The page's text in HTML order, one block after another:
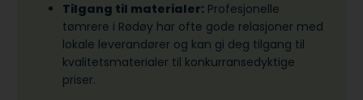
Tilgang til materialer: Profesjonelle
tømrere i Rødøy har ofte gode relasjoner med
lokale leverandører og kan gi deg tilgang til
kvalitetsmaterialer til konkurransedyktige
priser.